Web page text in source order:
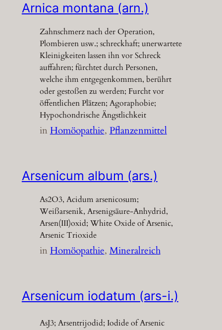
Arnica montana (arn.)
Zahnschmerz nach der Operation,
Plombieren usw.; schreckhaft; unerwartete
Kleinigkeiten lassen ihn vor Schreck
auffahren; fürchtet durch Personen,
welche ihm entgegenkommen, berührt
oder gestoßen zu werden; Furcht vor
öffentlichen Plätzen; Agoraphobie;
Hypochondrische Ängstlichkeit
inHomöopathie, Pflanzenmittel
Arsenicum album (ars.)
As2O3, Acidum arsenicosum;
Weißarsenik, Arsenigsäure-Anhydrid,
Arsen(III)oxid; White Oxide of Arsenic,
Arsenic Trioxide
inHomöopathie, Mineralreich
Arsenicum iodatum (ars-i.)
AsJ3; Arsentrijodid; Iodide of Arsenic